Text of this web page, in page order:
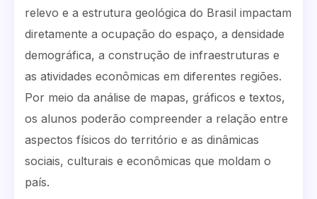
relevo e a estrutura geológica do Brasil impactam
diretamente a ocupação do espaço, a densidade
demográfica, a construção de infraestruturas e
as atividades econômicas em diferentes regiões.
Por meio da análise de mapas, gráficos e textos,
os alunos poderão compreender a relação entre
aspectos físicos do território e as dinâmicas
sociais, culturais e econômicas que moldam o
país.